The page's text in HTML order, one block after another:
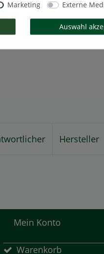
Hersteller
Mein Konto
Warenkorb
Marketing Externe
Auswahl